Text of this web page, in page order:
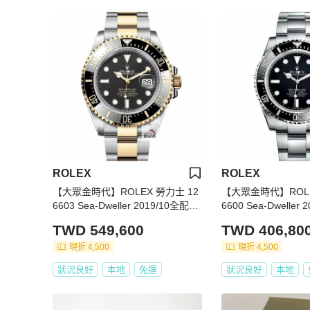
ROLEX
【大眾金時代】ROLEX 勞力士 12
6603 Sea-Dweller 2019/10全配件
閥 錶徑43mm 大眾金時代B1072
TWD 549,600
現折 4,500
狀況良好 本地 免運
ROLEX
【大眾金時代】
6600 Sea-Dweller
01
TWD
現折 4,500
狀況良好 本地